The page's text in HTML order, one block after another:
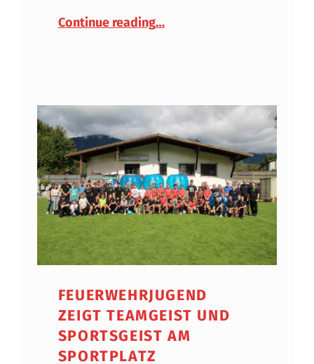
Continue reading…
FEUERWEHRJUGEND
ZEIGT TEAMGEIST UND
SPORTSGEIST AM
SPORTPLATZ